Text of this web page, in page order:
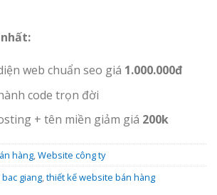
web chuẩn seo giá 1.000.000đ
code trọn đời
+ tên miền giảm giá 200k
hàng,Website công ty
giang,thiết kế website bán hàng